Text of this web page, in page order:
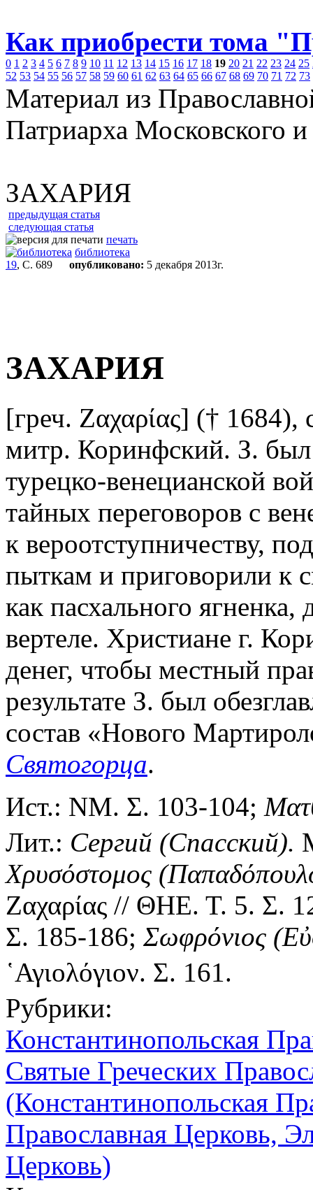
Как приобрести тома
0 1 2 3 4 5 6 7 8 9 10 11 12 13 14 15 16 17 18 19 20 21 22 23 24 25
52 53 54 55 56 57 58 59 60 61 62 63 64 65 66 67 68 69 70 71 72 73
Материал из
Патриарха Московского
ЗАХАРИЯ
предыдущая статья
следующая статья
печать
библиотека
19, С. 689 опубликовано: 5 декабря 2013г.
ЗАХАРИЯ
[греч. Ζαχαρίας] (†
митр. Коринфский. З.
турецко-венецианской
тайных переговоров с
к вероотступничеству,
пыткам и приговорили к
как пасхального
вертеле. Христиане г.
денег, чтобы местный
результате З. был
состав «Нового
Святогорца.
Ист.: ΝΜ. Σ. 103-104;
Лит.: Сергий (Спасский).
Χρυσόστομος
Ζαχαρίας // ΘΗΕ. Τ. 5. Σ.
Σ. 185-186; Σωφρόνιος
῾Αγιολόγιον. Σ. 161.
Рубрики:
Константинопольская
Святые Греческих
(Константинопольская
Православная Церковь,
Церковь)